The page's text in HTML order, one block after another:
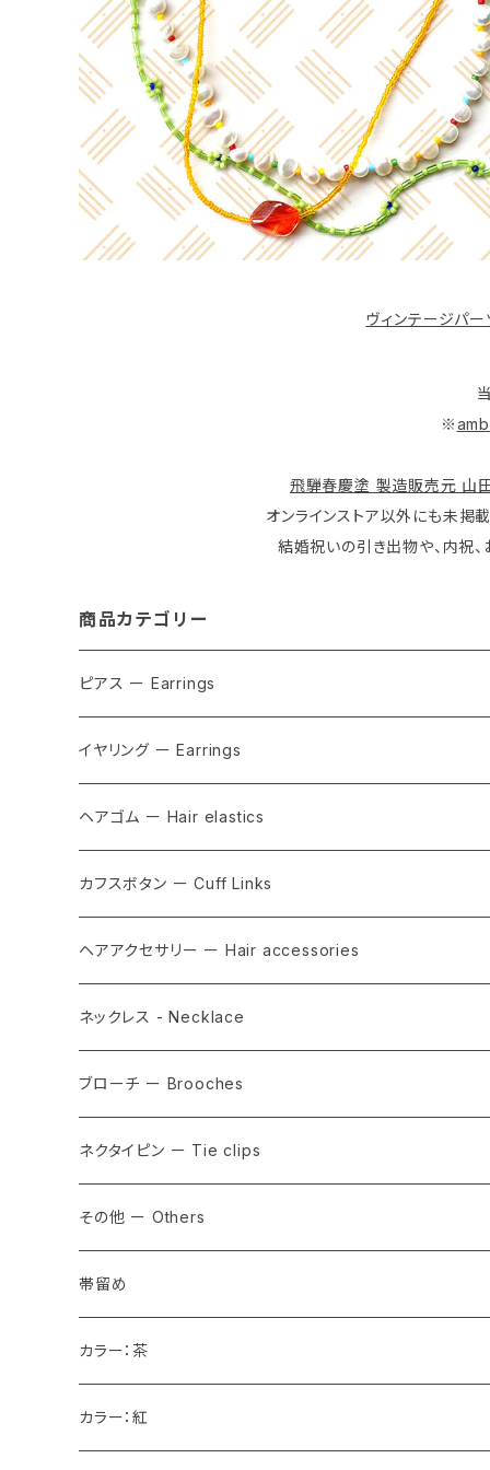
ヴィンテージパ
※
飛騨春慶塗 製造販売元 山
オンラインストア以外にも未掲
結婚祝いの引き出物や、内祝、
商品カテゴリー
ピアス ー Earrings
イヤリング ー Earrings
ヘアゴム ー Hair elastics
カフスボタン ー Cuff Links
ヘアアクセサリー ー Hair accessories
ネックレス - Necklace
ブローチ ー Brooches
ネクタイピン ー Tie clips
その他 ー Others
帯留め
カラー：茶
カラー：紅